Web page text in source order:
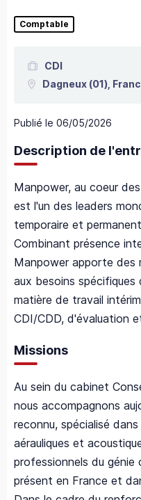
Comptable
CDI
Dagneux (01),
Publié le 06/05/2026
Description de
Manpower, au coeur
est l'un des leaders
temporaire et
Combinant présence
Manpower apporte des
aux besoins spécifiques
matière de travail
CDI/CDD, d'évaluation
Missions
Au sein du cabinet
nous accompagnons
reconnu, spécialisé
aérauliques et
professionnels du
présent en France et